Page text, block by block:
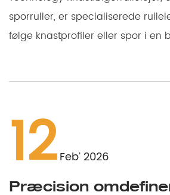
sporruller, er specialiserede
følge knastprofiler eller spor i en
12Feb’ 2026
Præcision